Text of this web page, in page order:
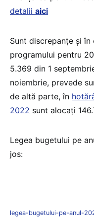
detalii aici
Sunt discrepanțe și
programului pentru
5.369 din 1
noiembrie, prevede
de altă parte, în
2022 sunt alocați
Legea bugetului pe
jos:
legea-bugetului-pe-anul-